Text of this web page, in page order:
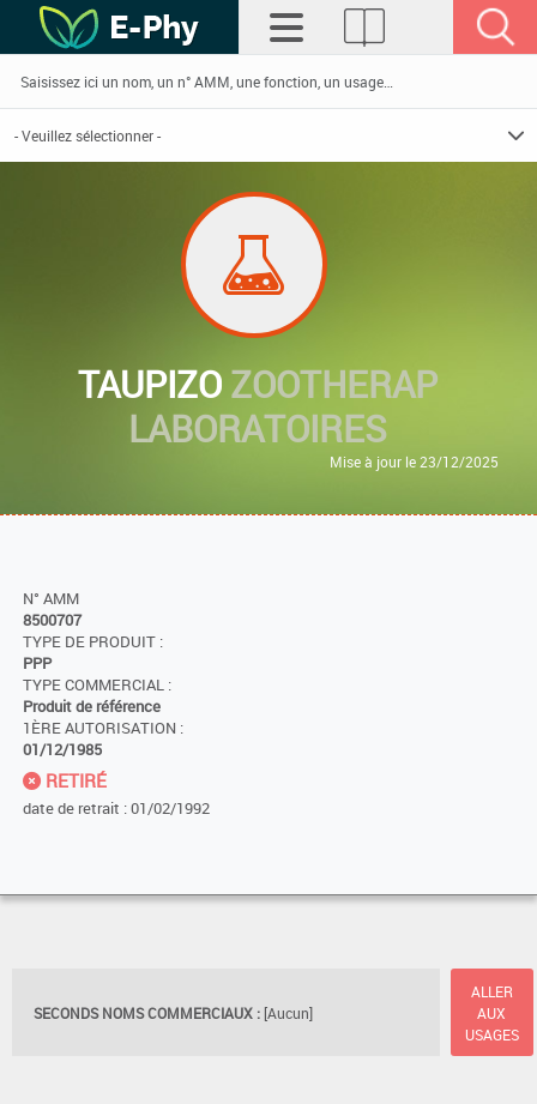
TAUPIZOZOOTHERAP
LABORATOIRES
Mise à jour le 23/12/2025
N° AMM
8500707
TYPE DE PRODUIT :
PPP
TYPE COMMERCIAL :
Produit de référence
1ÈRE AUTORISATION :
01/12/1985
RETIRÉ
date de retrait : 01/02/1992
SECONDS NOMS COMMERCIAUX : [Aucun]
ALLER
AUX
USAGES